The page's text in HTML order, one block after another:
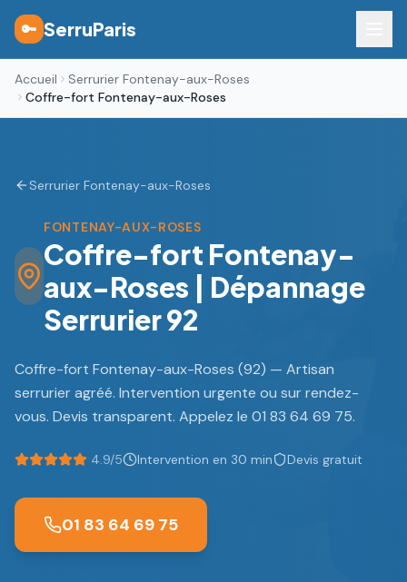
🔑 SerruParis
Accueil
Serrurier Fontenay-aux-Roses
Coffre-fort Fontenay-aux-Roses
Serrurier Fontenay-aux-Roses
FONTENAY-AUX-ROSES
Coffre-fort Fontenay-
aux-Roses | Dépannage
Serrurier 92
Coffre-fort Fontenay-aux-Roses (92) — Artisan
serrurier agréé. Intervention urgente ou sur rendez-
vous. Devis transparent. Appelez le 01 83 64 69 75.
4.9/5 Intervention en 30 min Devis gratuit
01 83 64 69 75